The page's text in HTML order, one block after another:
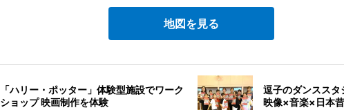
地図を見る
「ハリー・ポッター」体験型施設でワーク
ショップ 映画制作を体験
逗子のダンスス
映像×音楽×日本